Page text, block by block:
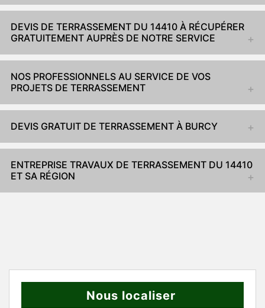
DEVIS DE TERRASSEMENT DU 14410 À RÉCUPÉRER
GRATUITEMENT AUPRÈS DE NOTRE SERVICE
NOS PROFESSIONNELS AU SERVICE DE VOS
PROJETS DE TERRASSEMENT
DEVIS GRATUIT DE TERRASSEMENT À BURCY
ENTREPRISE TRAVAUX DE TERRASSEMENT DU 14410
ET SA RÉGION
Nous localiser